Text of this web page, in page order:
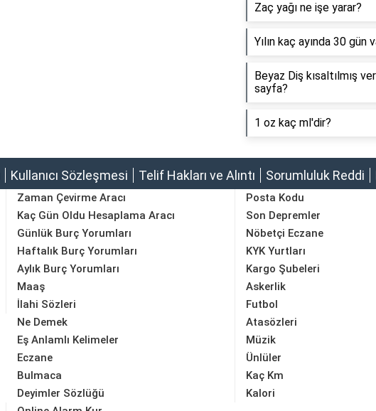
Zaç yağı ne işe yarar?
Yılın kaç ayında 30 gün
Beyaz Diş kısaltılmış
sayfa?
1 oz kaç ml'dir?
Kullanıcı Sözleşmesi Telif Hakları ve Alıntı Sorumluluk Reddi
Zaman Çevirme Aracı
Kaç Gün Oldu Hesaplama Aracı
Günlük Burç Yorumları
Haftalık Burç Yorumları
Aylık Burç Yorumları
Maaş
Posta Kodu
Son Depremler
Nöbetçi Eczane
KYK Yurtları
Kargo Şubeleri
Askerlik
İlahi Sözleri
Ne Demek
Eş Anlamlı Kelimeler
Eczane
Bulmaca
Deyimler Sözlüğü
Futbol
Atasözleri
Müzik
Ünlüler
Kaç Km
Kalori